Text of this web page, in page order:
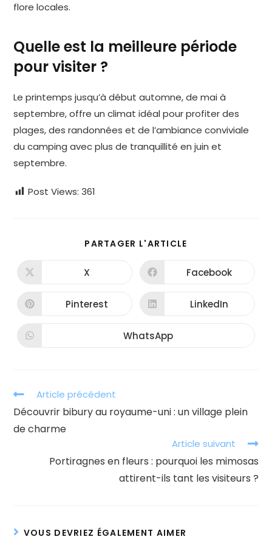
flore locales.
Quelle est la meilleure période
pour visiter ?
Le printemps jusqu’à début automne, de mai à
septembre, offre un climat idéal pour profiter des
plages, des randonnées et de l’ambiance conviviale
du camping avec plus de tranquillité en juin et
septembre.
Post Views: 361
PARTAGER L'ARTICLE
CONTENU
Ouvrir
autre
fenêtre
X Ouvrir
autre
fenêtre
Facebook
Ouvrir
Pinterest Ouvrir
LinkedIn
Ouvrir
WhatsApp
Read
more
articles
Article précédent
Découvrir bibury au royaume-uni : un village plein
de charme
Article suivant
Portiragnes en fleurs : pourquoi les mimosas
attirent-ils tant les visiteurs ?
VOUS DEVRIEZ ÉGALEMENT AIMER